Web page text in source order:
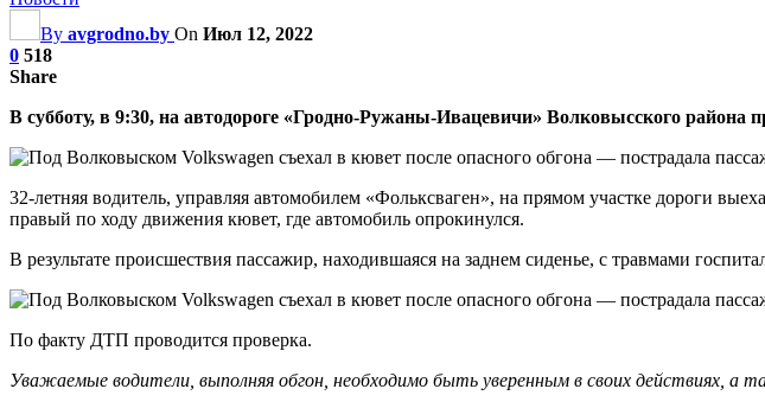
By avgrodno.by On Июл 12, 2022
0 518
Share
В субботу, в 9:30, на автодороге «Гродно-Ружаны-Ивацевичи» Волковысского района
32-летняя водитель, управляя автомобилем «Фольксваген», на прямом участке дороги
правый по ходу движения кювет, где автомобиль опрокинулся.
В результате происшествия пассажир, находившаяся на заднем сиденье, с травмами
По факту ДТП проводится проверка.
Уважаемые водители, выполняя обгон, необходимо быть уверенным в своих действиях, а